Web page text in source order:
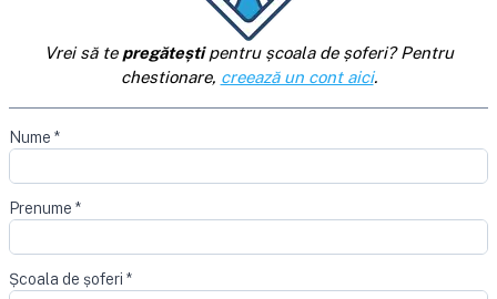
Vrei să te pregăteștipentru școala de șoferi? Pentru
chestionare, creează un cont aici.
Nume *
Prenume *
Școala de șoferi *